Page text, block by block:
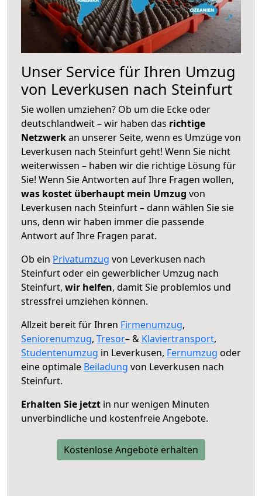
Unser Service für Ihren Umzug
von Leverkusen nach Steinfurt
Sie wollen umziehen? Ob um die Ecke oder
deutschlandweit – wir haben das richtige
Netzwerkan unserer Seite, wenn es Umzüge von
Leverkusen nach Steinfurt geht! Wenn Sie nicht
weiterwissen – haben wir die richtige Lösung für
Sie! Wenn Sie Antworten auf Ihre Fragen wollen,
was kostet überhaupt mein Umzug von
Leverkusen nach Steinfurt – dann wählen Sie sie
uns, denn wir haben immer die passende
Antwort auf Ihre Fragen parat.
Ob ein Privatumzug von Leverkusen nach
Steinfurt oder ein gewerblicher Umzug nach
Steinfurt, wir helfen, damit Sie problemlos und
stressfrei umziehen können.
Allzeit bereit für Ihren Firmenumzug,
Seniorenumzug, Tresor– & Klaviertransport,
Studentenumzug in Leverkusen, Fernumzug oder
eine optimale Beiladung von Leverkusen nach
Steinfurt.
Erhalten Sie jetzt in nur wenigen Minuten
unverbindliche und kostenfreie Angebote.
Kostenlose Angebote erhalten